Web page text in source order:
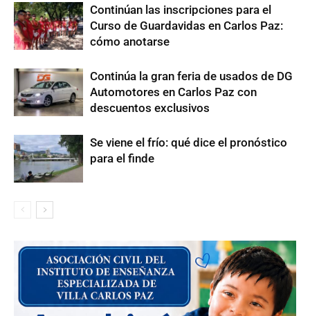
Continúan las inscripciones para el
Curso de Guardavidas en Carlos Paz:
cómo anotarse
Continúa la gran feria de usados de DG
Automotores en Carlos Paz con
descuentos exclusivos
Se viene el frío: qué dice el pronóstico
para el finde